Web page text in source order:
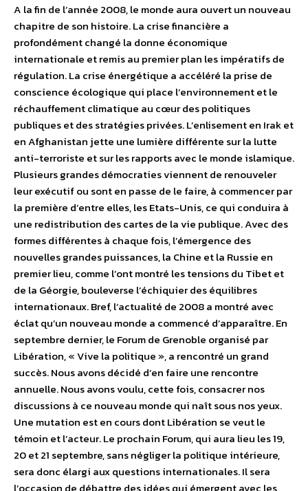
A la fin de l’année 2008, le monde aura ouvert un nouveau
chapitre de son histoire. La crise financière a
profondément changé la donne économique
internationale et remis au premier plan les impératifs de
régulation. La crise énergétique a accéléré la prise de
conscience écologique qui place l’environnement et le
réchauffement climatique au cœur des politiques
publiques et des stratégies privées. L’enlisement en Irak et
en Afghanistan jette une lumière différente sur la lutte
anti-terroriste et sur les rapports avec le monde islamique.
Plusieurs grandes démocraties viennent de renouveler
leur exécutif ou sont en passe de le faire, à commencer par
la première d’entre elles, les Etats-Unis, ce qui conduira à
une redistribution des cartes de la vie publique. Avec des
formes différentes à chaque fois, l’émergence des
nouvelles grandes puissances, la Chine et la Russie en
premier lieu, comme l’ont montré les tensions du Tibet et
de la Géorgie, bouleverse l’échiquier des équilibres
internationaux. Bref, l’actualité de 2008 a montré avec
éclat qu’un nouveau monde a commencé d’apparaître. En
septembre dernier, le Forum de Grenoble organisé par
Libération, « Vive la politique », a rencontré un grand
succès. Nous avons décidé d’en faire une rencontre
annuelle. Nous avons voulu, cette fois, consacrer nos
discussions à ce nouveau monde qui naît sous nos yeux.
Une mutation est en cours dont Libération se veut le
témoin et l’acteur. Le prochain Forum, qui aura lieu les 19,
20 et 21 septembre, sans négliger la politique intérieure,
sera donc élargi aux questions internationales. Il sera
l’occasion de débattre des idées qui émergent avec les